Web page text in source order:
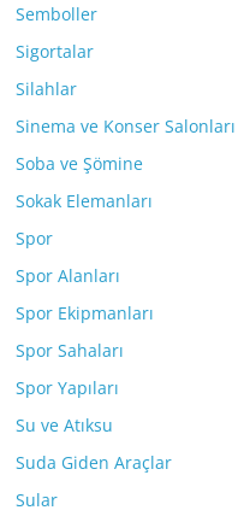
Semboller
Sigortalar
Silahlar
Sinema ve Konser Salonları
Soba ve Şömine
Sokak Elemanları
Spor
Spor Alanları
Spor Ekipmanları
Spor Sahaları
Spor Yapıları
Su ve Atıksu
Suda Giden Araçlar
Sular